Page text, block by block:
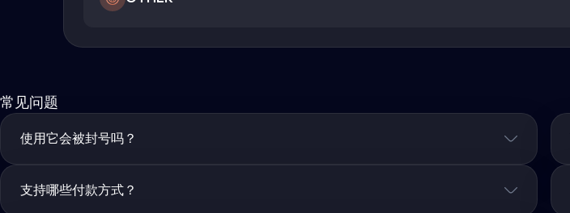
常见问题
使用它会被封号吗？
支持哪些付款方式？